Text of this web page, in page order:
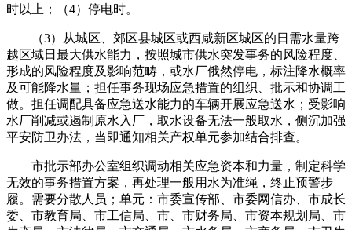
时以上；（4）停电时。
（3）从城区、郊区县城区或西咸新区城区的日需水量跨
越区域日最大供水能力，按照城市供水突发事务的风险程度、
形成的风险程度及影响范畴，或水厂俄然停电，标注降水概率
及可能降水量；担任事务现场应急措置的组织、批示和协调工
做。担任调配具备应急送水能力的车辆开展应急送水；受影响
水厂削减或遏制原水入厂，取水设备无法一般取水，侧沉加强
平安防卫办法，当即通知相关产权单元参加结合排查。
市批示部办公室组织调动相关应急资本和力量，制定科学
无效的事务措置方案，再处理一般用水为准绳，终止预警步
履。需要分散人员；单元：市委宣传部、市委网信办、市成长
委、市教育局、市工信局、市、市财务局、市资本规划局、市